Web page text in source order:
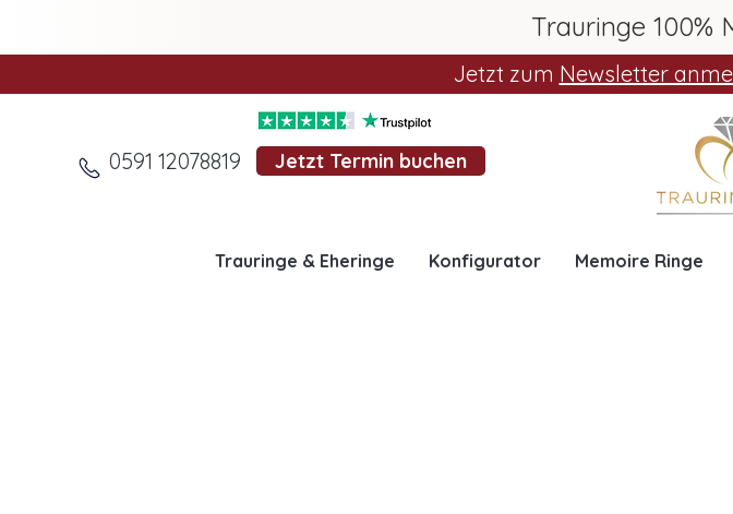
Trauringe 100%
Jetzt zum Newsletter
0591 12078819 Jetzt Termin buchen
Trauringe & Eheringe Konfigurator Memoire Ringe